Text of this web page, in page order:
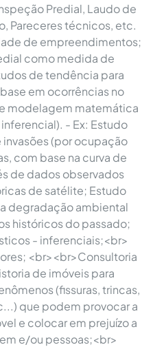
Predial, Laudo de
Pareceres técnicos, etc.
de empreendimentos;
como medida de
de tendência para
em ocorrências no
modelagem matemática
- Ex: Estudo
(por ocupação
com base na curva de
de dados observados
de satélite; Estudo
degradação ambiental
históricos do passado;
- inferenciais;<br>
<br><br>Consultoria
de imóveis para
(fissuras, trincas,
que podem provocar a
e colocar em prejuízo a
e/ou pessoas;<br>